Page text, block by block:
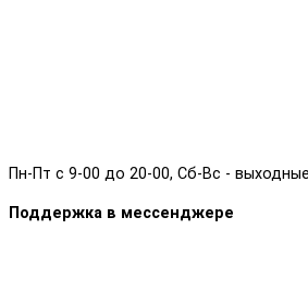
Пн-Пт с 9-00 до 20-00, Сб-Вс -
Поддержка в мессенджере